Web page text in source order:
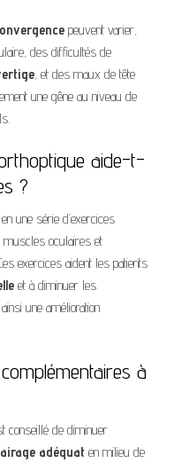
peuvent varier,
des difficultés de
, et des maux de tête
une gêne au niveau de
aide-t-
?
une série d’exercices
muscles oculaires et
exercices aident les patients
et à diminuer les
une amélioration
à
conseillé de diminuer
adéquat en milieu de